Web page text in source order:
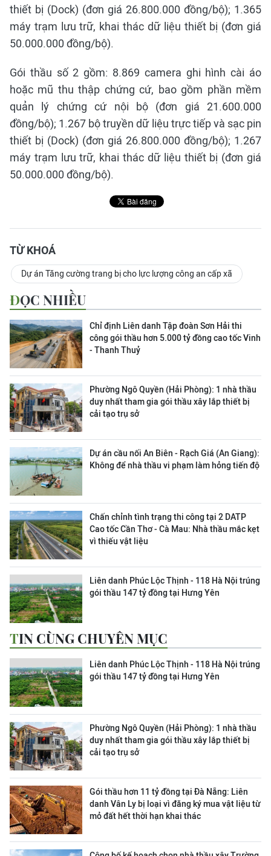
thiết bị (Dock) (đơn giá 26.800.000 đồng/bộ); 1.365
máy trạm lưu trữ, khai thác dữ liệu thiết bị (đơn giá
50.000.000 đồng/bộ).
Gói thầu số 2 gồm: 8.869 camera ghi hình cài áo
hoặc mũ thu thập chứng cứ, bao gồm phần mềm
quản lý chứng cứ nội bộ (đơn giá 21.600.000
đồng/bộ); 1.267 bộ truyền dữ liệu trực tiếp và sạc pin
thiết bị (Dock) (đơn giá 26.800.000 đồng/bộ); 1.267
máy trạm lưu trữ, khai thác dữ liệu thiết bị (đơn giá
50.000.000 đồng/bộ).
TỪ KHOÁ
Dự án Tăng cường trang bị cho lực lượng công an cấp xã
ĐỌC NHIỀU
Chỉ định Liên danh Tập đoàn Sơn Hải thi
công gói thầu hơn 5.000 tỷ đồng cao tốc Vinh
- Thanh Thuỷ
Phường Ngô Quyền (Hải Phòng): 1 nhà thầu
duy nhất tham gia gói thầu xây lắp thiết bị
cải tạo trụ sở
Dự án cầu nối An Biên - Rạch Giá (An Giang):
Không để nhà thầu vi phạm làm hỏng tiến độ
Chấn chỉnh tình trạng thi công tại 2 DATP
Cao tốc Cần Thơ - Cà Mau: Nhà thầu mắc kẹt
vì thiếu vật liệu
Liên danh Phúc Lộc Thịnh - 118 Hà Nội trúng
gói thầu 147 tỷ đồng tại Hưng Yên
TIN CÙNG CHUYÊN MỤC
Liên danh Phúc Lộc Thịnh - 118 Hà Nội trúng
gói thầu 147 tỷ đồng tại Hưng Yên
Phường Ngô Quyền (Hải Phòng): 1 nhà thầu
duy nhất tham gia gói thầu xây lắp thiết bị
cải tạo trụ sở
Gói thầu hơn 11 tỷ đồng tại Đà Nẵng: Liên
danh Vân Ly bị loại vì đăng ký mua vật liệu từ
mỏ đất hết thời hạn khai thác